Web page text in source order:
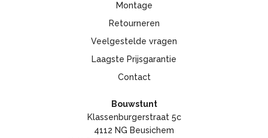
Montage
Retourneren
Veelgestelde vragen
Laagste Prijsgarantie
Contact
Bouwstunt
Klassenburgerstraat 5c
4112 NG Beusichem